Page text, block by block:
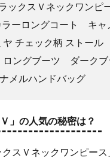
ックスＶネックワン
ーロングコート キャ
チェック柄 ストール
ングブーツ ダークブ
メルハンドバッグ
」の人気の秘密は？
スＶネックワンピー